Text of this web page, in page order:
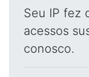
Seu IP fez
acessos
conosco.